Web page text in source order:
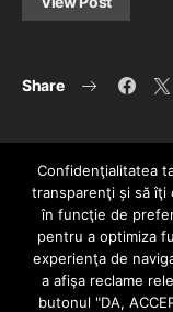
Share
HOME
Confidenţialitatea
transparenţi și să îţi
în funcţie de
pentru a optimiza
experienţa de
a afişa reclame
butonul "DA,